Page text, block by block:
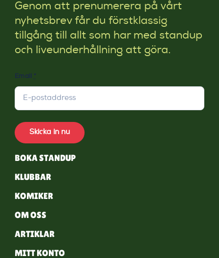
Genom att prenumerera på vårt
nyhetsbrev får du förstklassig
tillgång till allt som har med standup
och liveunderhållning att göra.
Email *
Skicka in nu
BOKA STANDUP
KLUBBAR
KOMIKER
OM OSS
ARTIKLAR
MITT KONTO